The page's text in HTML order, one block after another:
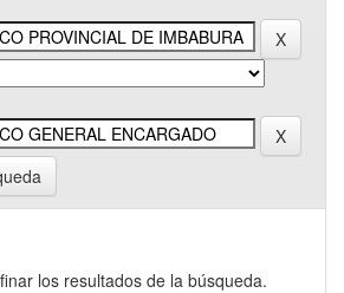
los resultados de la búsqueda.